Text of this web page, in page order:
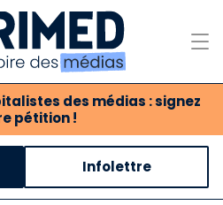
des médias : signez
pétition !
association
des médias
Infolettre